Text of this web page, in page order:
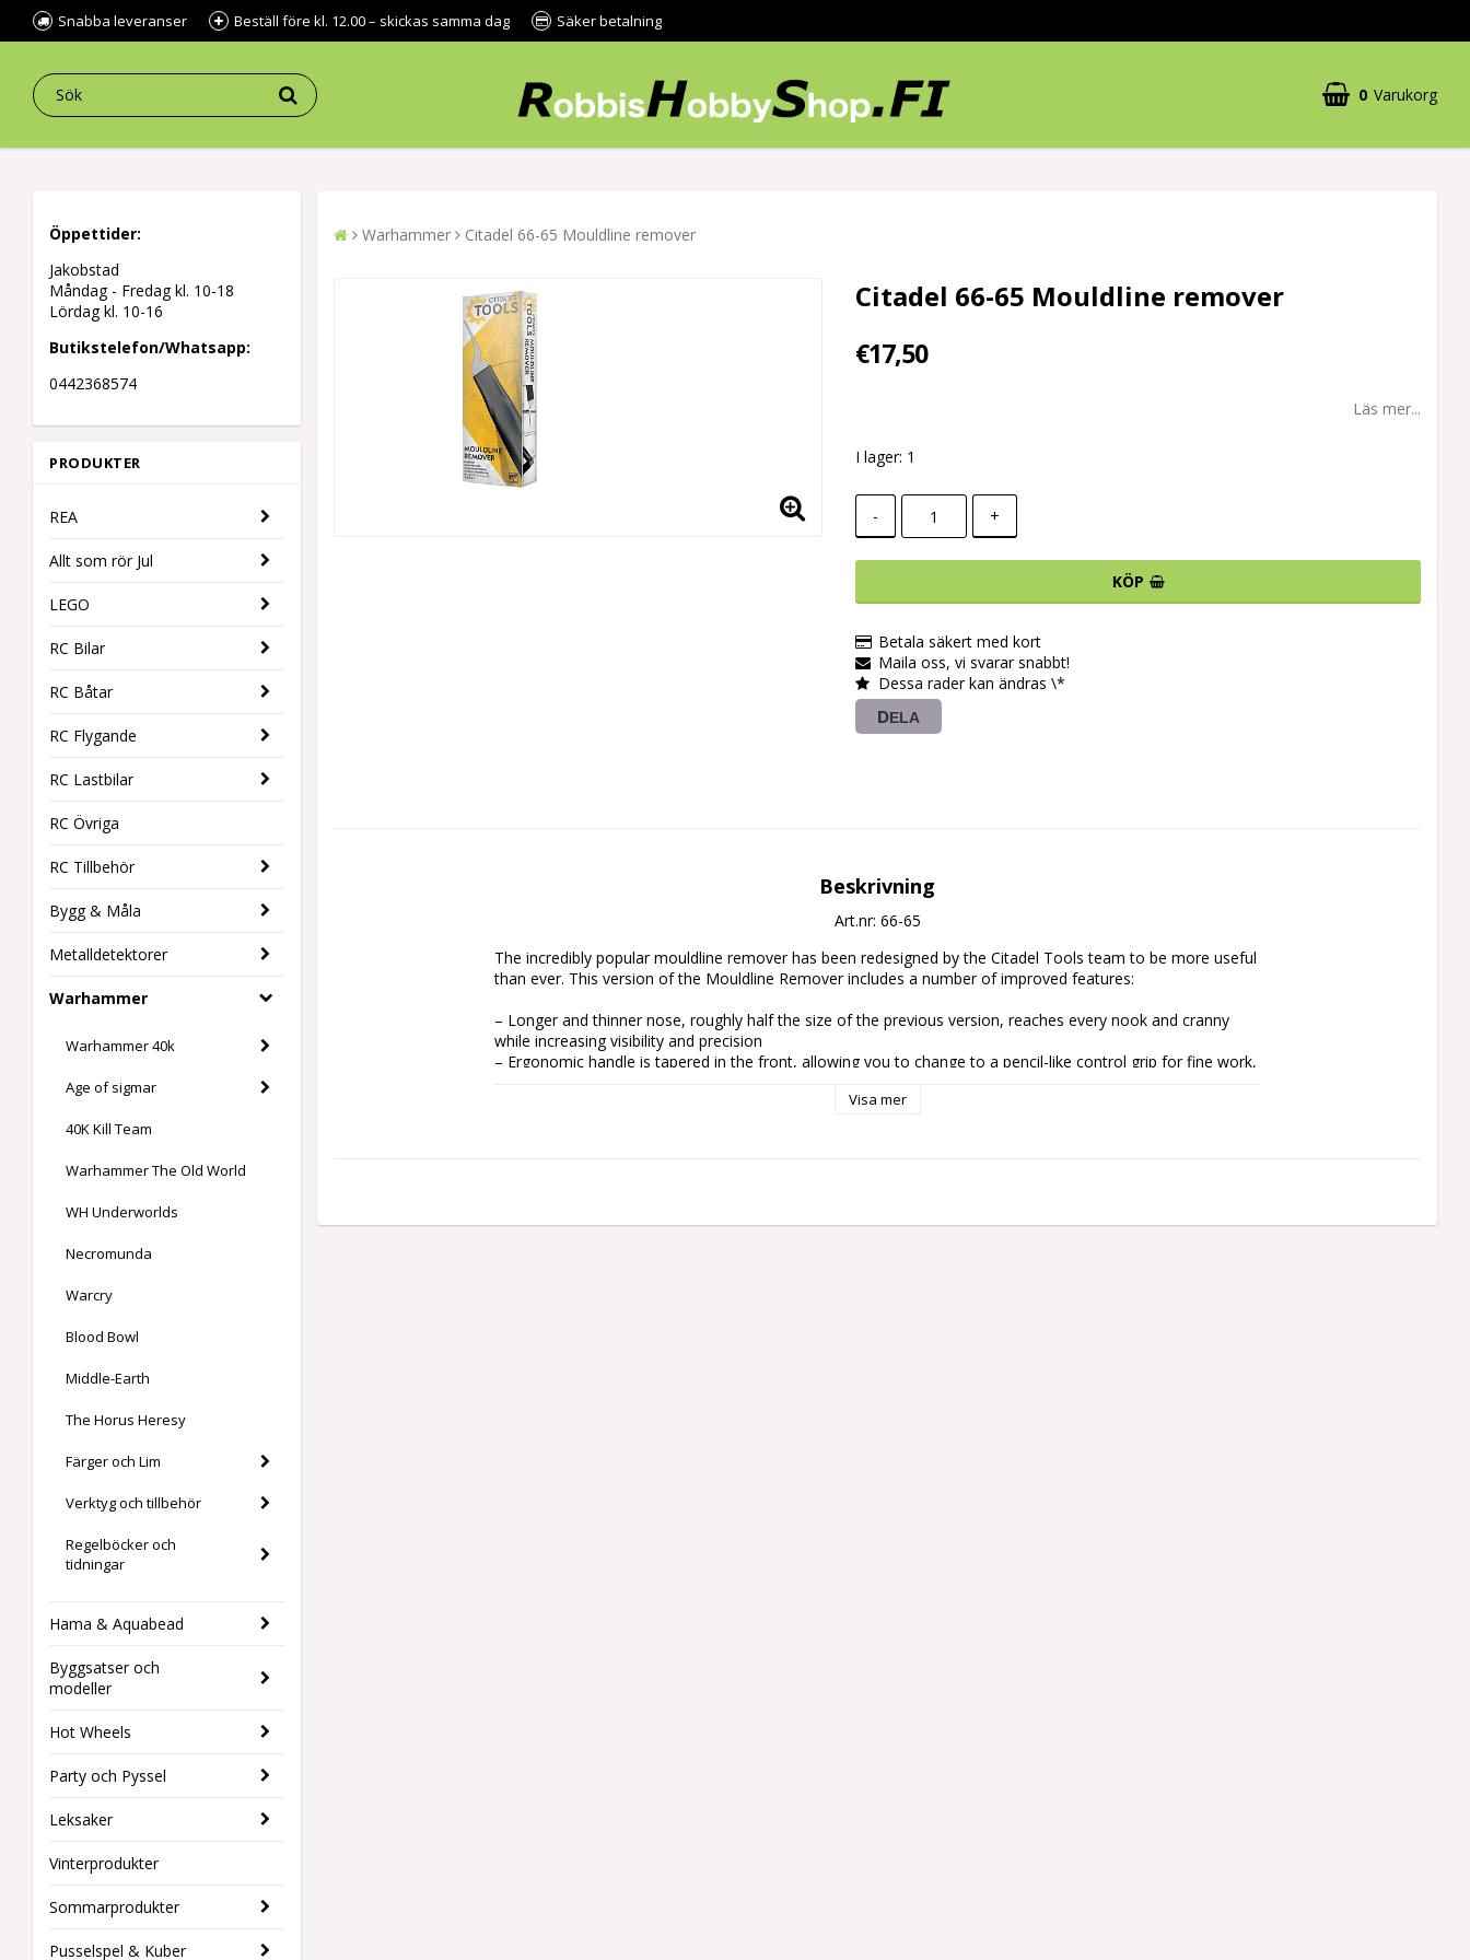
Snabba leveranser Beställ före kl. 12.00 – skickas samma dag Säker betalning
0 Varukorg
Din varukorg är tom
Öppettider:
Jakobstad
Måndag - Fredag kl. 10-18
Lördag kl. 10-16
Butikstelefon/Whatsapp:
0442368574
PRODUKTER
REA
Allt som rör Jul
LEGO
RC Bilar
RC Båtar
RC Flygande
RC Lastbilar
RC Övriga
RC Tillbehör
Bygg & Måla
Metalldetektorer
Warhammer
Warhammer 40k
Age of sigmar
40K Kill Team
Warhammer The Old World
WH Underworlds
Necromunda
Warcry
Blood Bowl
Middle-Earth
The Horus Heresy
Färger och Lim
Verktyg och tillbehör
Regelböcker och
tidningar
Hama & Aquabead
Byggsatser och
modeller
Hot Wheels
Party och Pyssel
Leksaker
Vinterprodukter
Sommarprodukter
Pusselspel & Kuber
Warhammer Citadel 66-65 Mouldline remover
Citadel 66-65 Mouldline remover
€17,50
Läs mer...
I lager: 1
- +
KÖP
Betala säkert med kort
Maila oss, vi svarar snabbt!
Dessa rader kan ändras \*
DELA
Beskrivning
Art.nr: 66-65
The incredibly popular mouldline remover has been redesigned by the Citadel Tools team to be more useful
than ever. This version of the Mouldline Remover includes a number of improved features:
– Longer and thinner nose, roughly half the size of the previous version, reaches every nook and cranny
while increasing visibility and precision
– Ergonomic handle is tapered in the front, allowing you to change to a pencil-like control grip for fine work,
– Notched back designed to clean up the tapered edges of your bases, making it quick and easy to get a
Visa mer